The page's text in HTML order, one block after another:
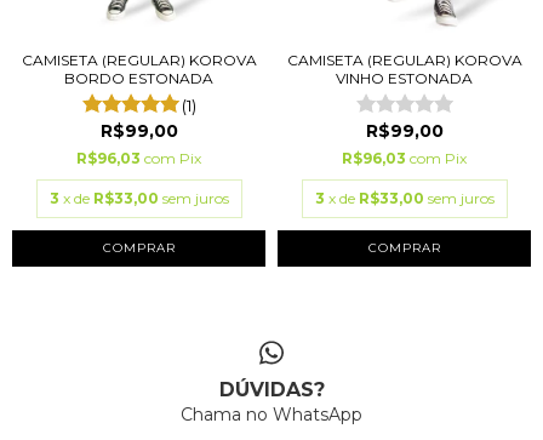
CAMISETA (REGULAR) KOROVA
BORDO ESTONADA
(1)
R$99,00
R$96,03 com Pix
3 x de R$33,00 sem juros
COMPRAR
CAMISETA (REGULAR) KOROVA
VINHO ESTONADA
R$99,00
R$96,03 com Pix
3 x de R$33,00 sem juros
COMPRAR
DÚVIDAS?
Chama no WhatsApp